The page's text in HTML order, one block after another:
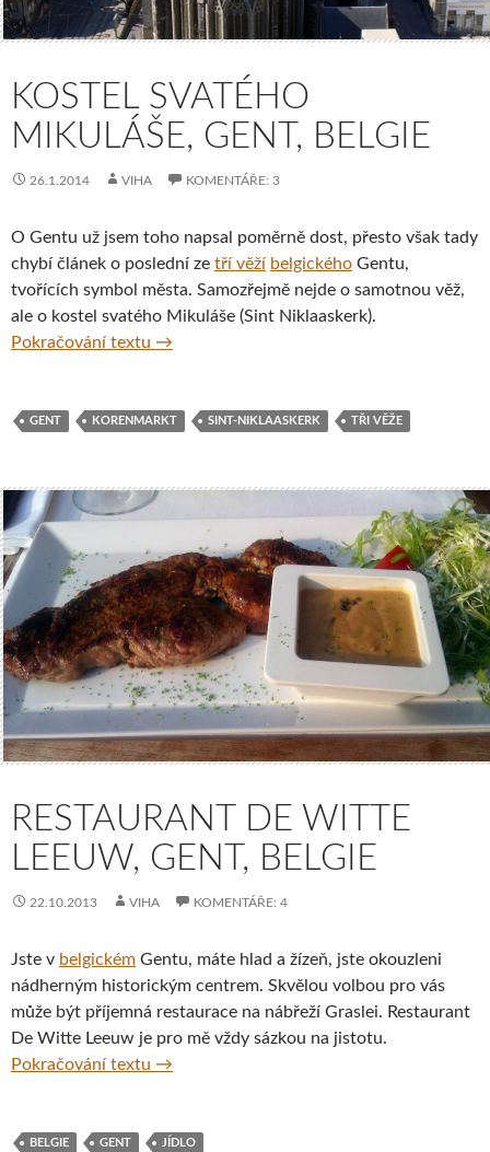
KOSTEL SVATÉHO
MIKULÁŠE, GENT, BELGIE
26.1.2014 VIHA KOMENTÁŘE: 3
O Gentu už jsem toho napsal poměrně dost, přesto však tady
chybí článek o poslední ze tří věží belgického Gentu,
tvořících symbol města. Samozřejmě nejde o samotnou věž,
ale o kostel svatého Mikuláše (Sint Niklaaskerk).
Pokračování textu Kostel svatého Mikuláše, Gent, Belgie
→
GENT KORENMARKT SINT-NIKLAASKERK TŘI VĚŽE
RESTAURANT DE WITTE
LEEUW, GENT, BELGIE
22.10.2013 VIHA KOMENTÁŘE: 4
Jste v belgickém Gentu, máte hlad a žízeň, jste okouzleni
nádherným historickým centrem. Skvělou volbou pro vás
může být příjemná restaurace na nábřeží Graslei. Restaurant
De Witte Leeuw je pro mě vždy sázkou na jistotu.
Pokračování textu Restaurant De Witte Leeuw, Gent, Belgie
→
BELGIE GENT JÍDLO